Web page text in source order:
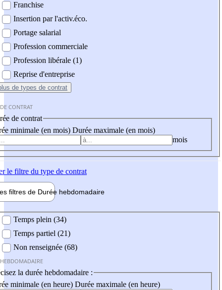
Franchise
Insertion par l'activ.éco.
Portage salarial
Profession commerciale
Profession libérale (1)
Reprise d'entreprise
de types de contrat
CONTRAT
de contrat
minimale (en mois) Durée maximale (en mois)
mois
le filtre du type de contrat
filtres de Durée hebdomadaire
Temps plein (34)
Temps partiel (21)
Non renseignée (68)
la durée hebdomadaire :
minimale (en heure) Durée maximale (en heure)